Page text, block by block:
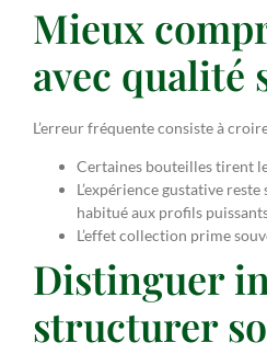
Mieux
avec qualité
L’erreur fréquente consiste à
Certaines bouteilles tirent
L’expérience gustative
habitué aux profils
L’effet collection prime
Distinguer
structurer